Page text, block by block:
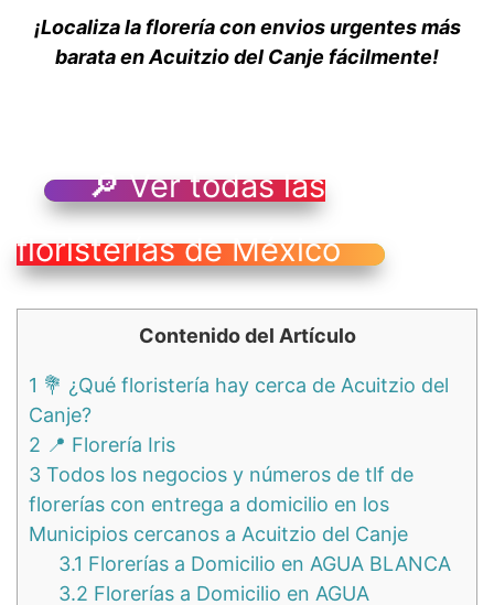
¡Localiza la florería con envios urgentes más
barata en Acuitzio del Canje fácilmente!
🔎 Ver todas las
floristerías de México
Contenido del Artículo
1 💐 ¿Qué floristería hay cerca de Acuitzio del
Canje?
2 📍 Florería Iris
3 Todos los negocios y números de tlf de
florerías con entrega a domicilio en los
Municipios cercanos a Acuitzio del Canje
3.1 Florerías a Domicilio en AGUA BLANCA
3.2 Florerías a Domicilio en AGUA